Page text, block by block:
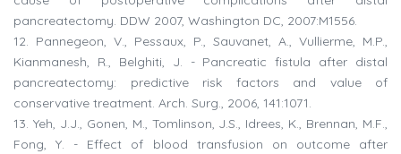
pancreatectomy. DDW 2007, Washington DC, 2007:M1556.
12. Pannegeon, V., Pessaux, P., Sauvanet, A., Vullierme, M.P.,
Kianmanesh, R., Belghiti, J. - Pancreatic fistula after distal
pancreatectomy: predictive risk factors and value of
conservative treatment. Arch. Surg., 2006, 141:1071.
13. Yeh, J.J., Gonen, M., Tomlinson, J.S., Idrees, K., Brennan, M.F.,
Fong, Y. - Effect of blood transfusion on outcome after